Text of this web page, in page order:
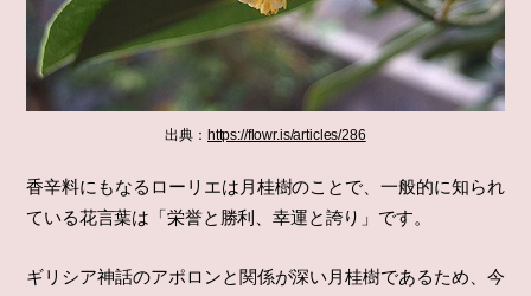
出典： https://flowr.is/articles/286
香辛料にもなるローリエは月桂樹のことで、一般的に知られ
ている花言葉は「栄誉と勝利、幸運と誇り」です。
ギリシア神話のアポロンと関係が深い月桂樹であるため、今